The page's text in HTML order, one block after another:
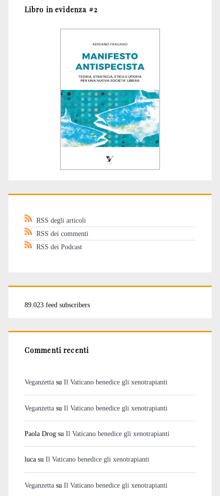
Libro in evidenza #2
RSS degli articoli
RSS dei commenti
RSS dei Podcast
89.023 feed subscribers
Commenti recenti
Veganzettasu Il Vaticano benedice gli xenotrapianti
Veganzettasu Il Vaticano benedice gli xenotrapianti
Paola Drogsu Il Vaticano benedice gli xenotrapianti
lucasu Il Vaticano benedice gli xenotrapianti
Veganzettasu Il Vaticano benedice gli xenotrapianti